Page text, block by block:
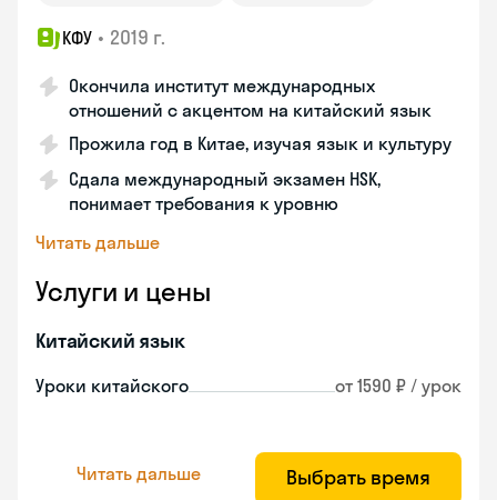
КФУ • 2019 г.
Окончила институт международных
отношений с акцентом на китайский язык
Прожила год в Китае, изучая язык и культуру
Сдала международный экзамен HSK,
понимает требования к уровню
Читать дальше
Услуги и цены
Китайский язык
Уроки китайского от 1590 ₽ / урок
Читать дальше Выбрать время